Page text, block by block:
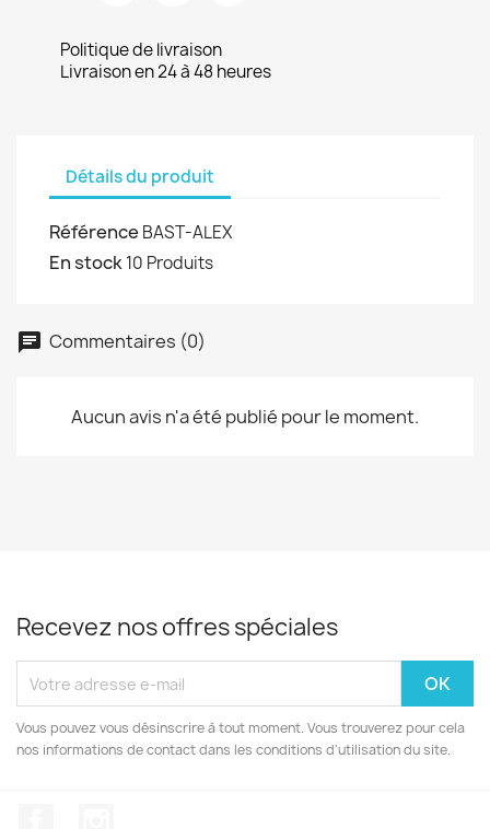
Politique de livraison
Livraison en 24 à 48 heures
Détails du produit
Référence BAST-ALEX
En stock10 Produits
Commentaires (0)
Aucun avis n'a été publié pour le moment.
Recevez nos offres spéciales
Vous pouvez vous désinscrire à tout moment. Vous trouverez pour cela
nos informations de contact dans les conditions d'utilisation du site.